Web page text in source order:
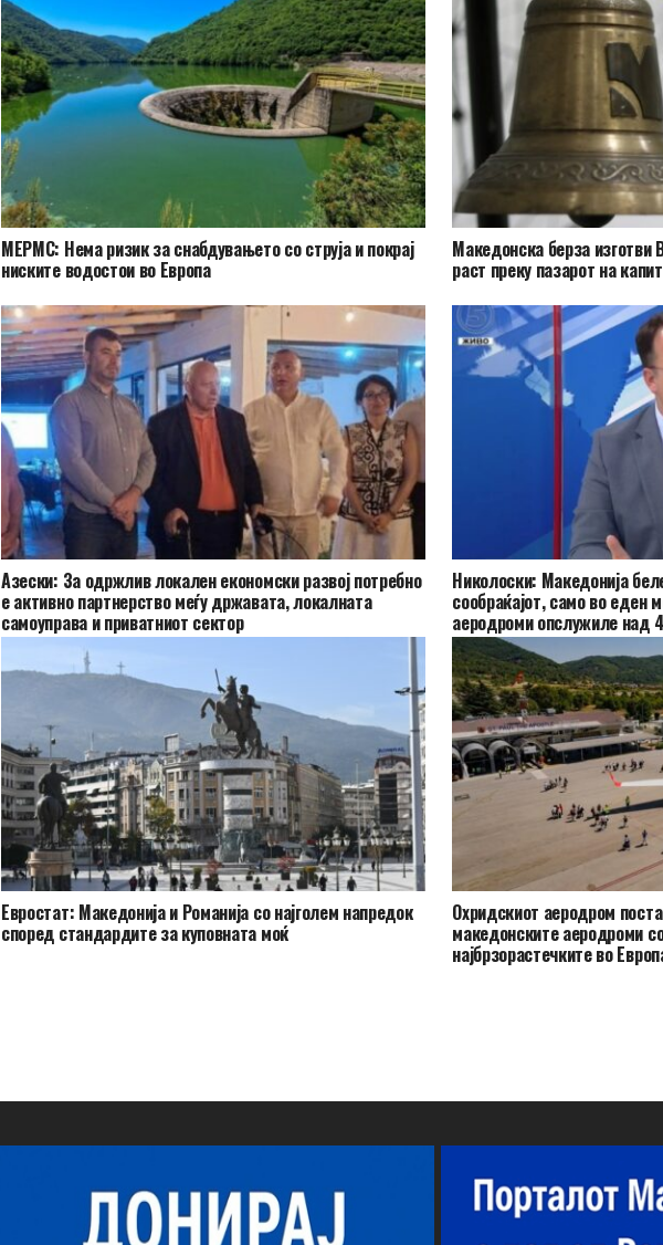
МЕРМС: Нема ризик за снабдувањето со струја и покрај
ниските водостои во Европа
Македонска берза изготви
раст преку пазарот на
Азески: За одржлив локален економски развој потребно
е активно партнерство меѓу државата, локалната
самоуправа и приватниот сектор
Николоски: Македонија
сообраќајот, само во еден
аеродроми опслужиле над
Евростат: Македонија и Романија со најголем напредок
според стандардите за куповната моќ
Охридскиот аеродром
македонските аеродроми
најбрзорастечките во